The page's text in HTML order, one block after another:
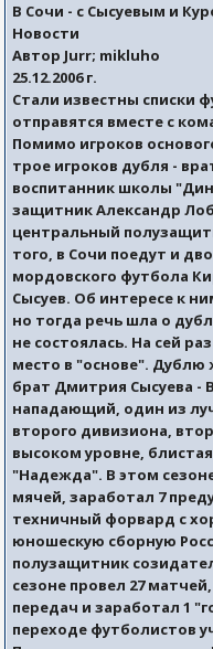
В Сочи - с Сысуевым и
Новости
Автор Jurr; mikluho
25.12.2006 г.
Стали известны списки
отправятся вместе с
Помимо игроков
трое игроков дубля -
воспитанник школы
защитник Александр
центральный
того, в Сочи поедут и
мордовского футбола
Сысуев. Об интересе к
но тогда речь шла о
не состоялась. На сей
место в "основе".
брат Дмитрия Сысуева -
нападающий, один из
второго дивизиона,
высоком уровне,
"Надежда". В этом
мячей, заработал 7
техничный форвард с
юношескую сборную
полузащитник
сезоне провел 27
передач и заработал 1
переходе футболистов